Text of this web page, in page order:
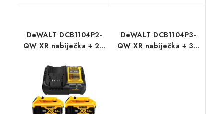
DeWALT DCB1104P2-
QW XR nabíječka + 2 x
DeWALT DCB1104P3-
QW XR nabíječka + 3 x